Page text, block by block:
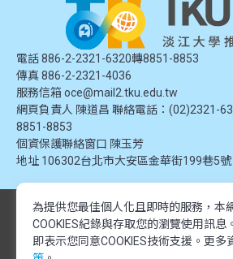
電話 886-2-2321-6320轉8851-8853
傳真 886-2-2321-4036
服務信箱 oce@mail2.tku.edu.tw
網頁負責人 陳道昌 聯絡電話：(02)2321-
8851-8853
個資保護聯絡窗口 陳玉芳
地址 106302台北市大安區金華街199巷5號
© 2024 淡江大學推廣教育處. 版權所有。本網站
提供，未經授權禁止轉載或引用。所有課程資訊、
有，僅供學習交流使用。
© 2024 Tamkang University Office of Continuing
為提供您最佳個人化且即時的服務，本
COOKIES紀錄與存取您的瀏覽使用訊息。
即表示您同意COOKIES技術支援。更多